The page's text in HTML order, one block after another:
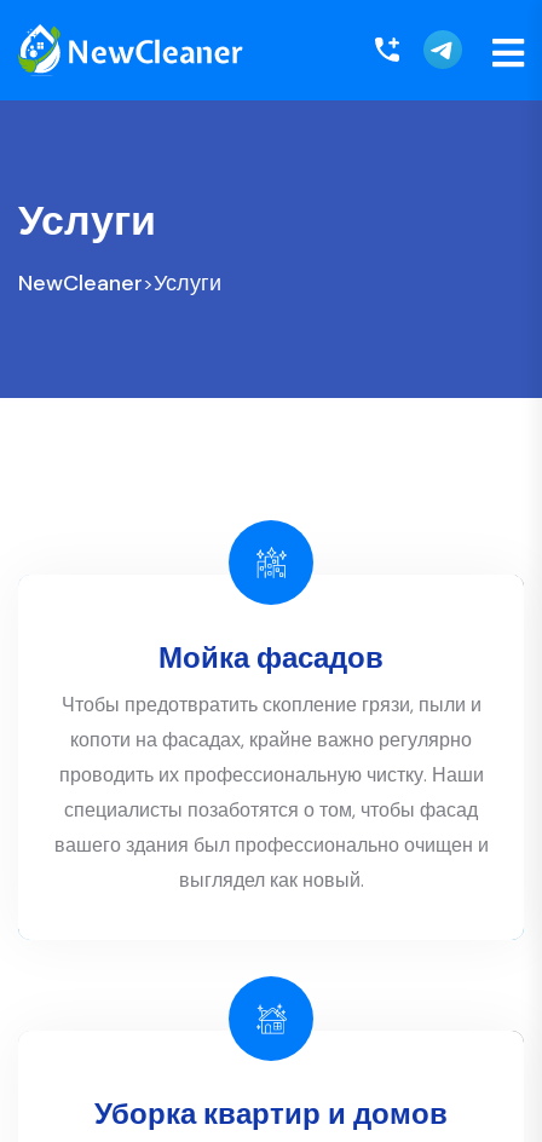
Услуги
NewCleaner>Услуги
Мойка фасадов
Чтобы предотвратить скопление грязи, пыли и
копоти на фасадах, крайне важно регулярно
проводить их профессиональную чистку. Наши
специалисты позаботятся о том, чтобы фасад
вашего здания был профессионально очищен и
выглядел как новый.
Уборка квартир и домов